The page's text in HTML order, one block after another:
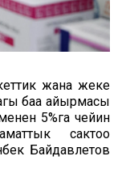
жана жеке
баа айырмасы
5%га чейин
сактоо
Байдавлетов